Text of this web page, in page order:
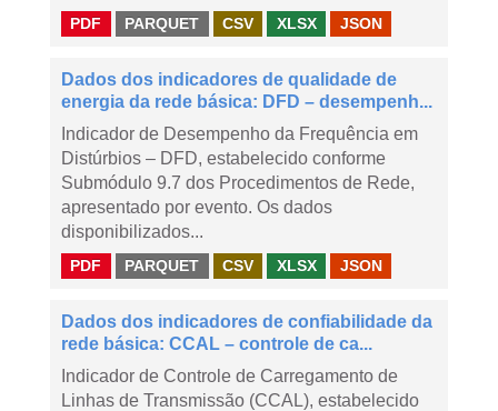
PDF PARQUET CSV XLSX JSON
Dados dos indicadores de qualidade de
energia da rede básica: DFD – desempenh...
Indicador de Desempenho da Frequência em
Distúrbios – DFD, estabelecido conforme
Submódulo 9.7 dos Procedimentos de Rede,
apresentado por evento. Os dados
disponibilizados...
PDF PARQUET CSV XLSX JSON
Dados dos indicadores de confiabilidade da
rede básica: CCAL – controle de ca...
Indicador de Controle de Carregamento de
Linhas de Transmissão (CCAL), estabelecido